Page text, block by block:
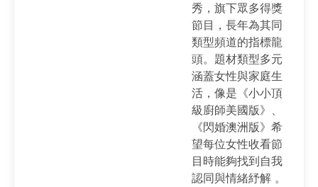
秀，旗下眾多得獎
節目，長年為其同
類型頻道的指標龍
頭。題材類型多元
涵蓋女性與家庭生
活，像是《小小頂
級廚師美國版》、
《閃婚澳洲版》希
望每位女性收看節
目時能夠找到自我
認同與情緒紓解 。